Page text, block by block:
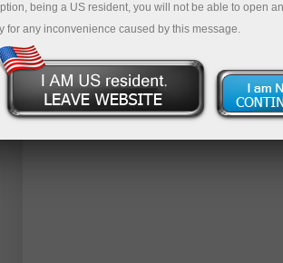
ডেমো অ্যাকাউন্ট খুলুন
being a US resident, you will not be able to open
for any inconvenience caused by this message.